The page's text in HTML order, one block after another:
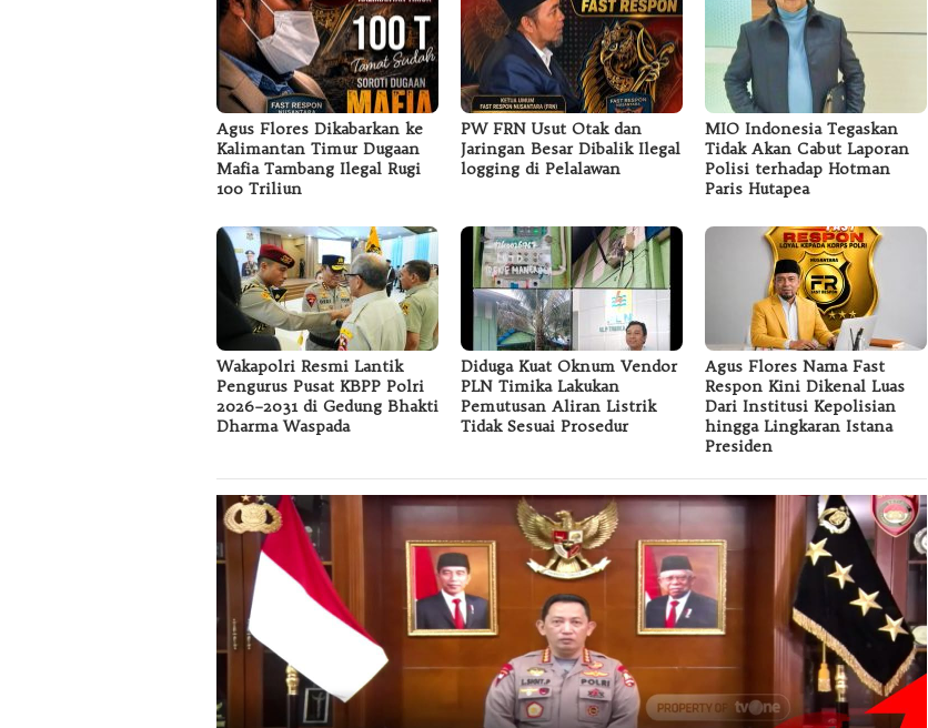
Agus Flores Dikabarkan ke
Kalimantan Timur Dugaan
Mafia Tambang Ilegal Rugi
100 Triliun
PW FRN Usut Otak dan
Jaringan Besar Dibalik Ilegal
logging di Pelalawan
MIO Indonesia Tegaskan
Tidak Akan Cabut Laporan
Polisi terhadap Hotman
Paris Hutapea
Wakapolri Resmi Lantik
Pengurus Pusat KBPP Polri
2026–2031 di Gedung Bhakti
Dharma Waspada
Diduga Kuat Oknum Vendor
PLN Timika Lakukan
Pemutusan Aliran Listrik
Tidak Sesuai Prosedur
Agus Flores Nama Fast
Respon Kini Dikenal Luas
Dari Institusi Kepolisian
hingga Lingkaran Istana
Presiden